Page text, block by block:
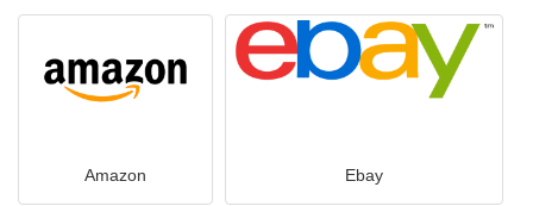
Amazon Ebay